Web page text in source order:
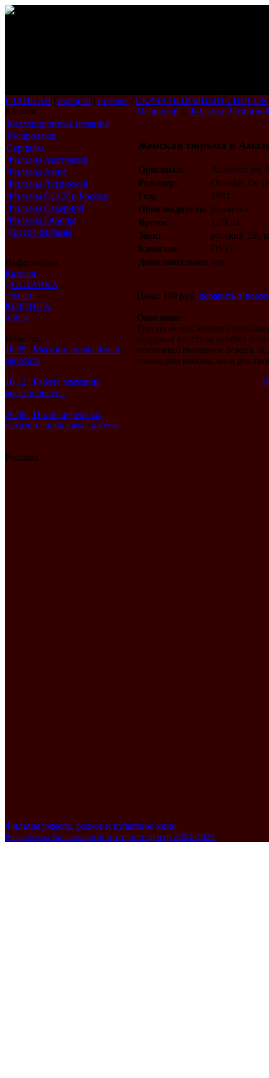
ГЛАВНАЯ | новости | отзывы | СКАЧАТЬ ПОЛНЫЙ СПИСОК
Каталог
Коллекционные издания
Распродажа
Сериалы
Фильмы Австралии
Фильмы Азии
Фильмы Латинской
Америки
Фильмы СССР и России
Фильмы Северной
Америки
Фильмы Европы
Другие фильмы
Информация
Каталог
ДОСТАВКА
ссылки
КОРЗИНА
поиск
Новости
16.05 | Магазин снова начал
работать
10.12 | Работа магазина
восстановлена
26.09 | После перерыва,
магазин снова начал работу
Реклама
Основной » Фильмы
Женская тюрьма в
Оригинал:
Ausbruch der
Режисер:
Oswaldo De
Год:
1982
Производитель: Бразилия
Время:
1:29.44
Звук:
русский 2.0,
Качество:
DVD
Дополнительно: нет
Цена: 100 руб. добавить в
Описание:
Группа белых женщин
содержат властная хозяйка и
постоянно пытаются бежать. А
только для работы, но и для
Фильмы ужасов, редкое и культовое кино
Разработка Балаковский интернет центр 2004-2026